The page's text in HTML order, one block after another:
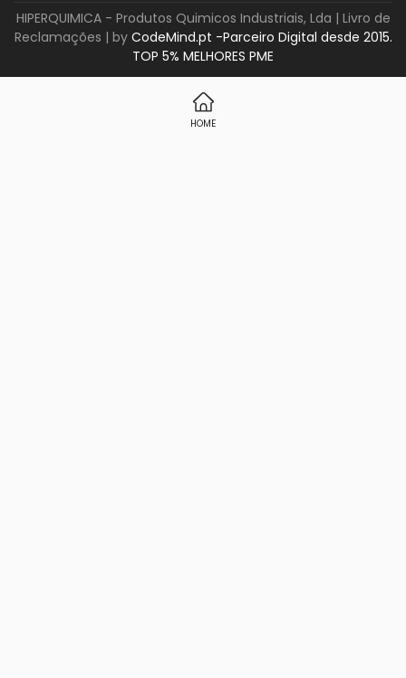
HIPERQUIMICA - Produtos Quimicos Industriais, Lda | Livro de
Reclamações | by CodeMind.pt -Parceiro Digital desde 2015.
TOP 5% MELHORES PME
HOME